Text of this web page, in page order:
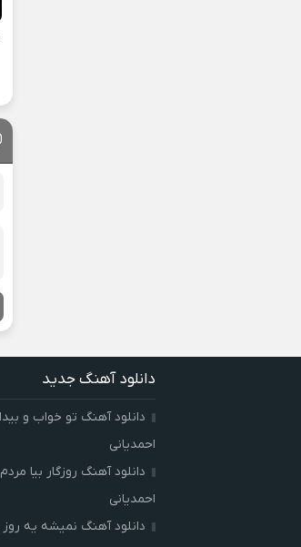
دانلود آهنگ جدید
دانلود آهنگ تو خواب و
احمدیانی
دانلود آهنگ روزگار بیا
احمدیانی
دانلود آهنگ نمیشه یه